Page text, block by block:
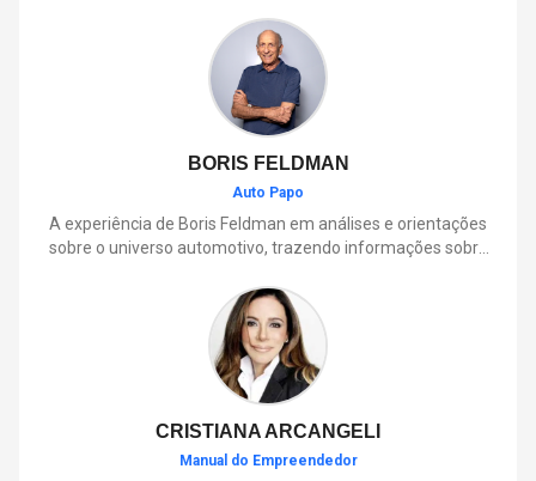
BORIS FELDMAN
Auto Papo
A experiência de Boris Feldman em análises e orientações
sobre o universo automotivo, trazendo informações sobre
que envolve o dia a dia dos motoristas.
CRISTIANA ARCANGELI
Manual do Empreendedor